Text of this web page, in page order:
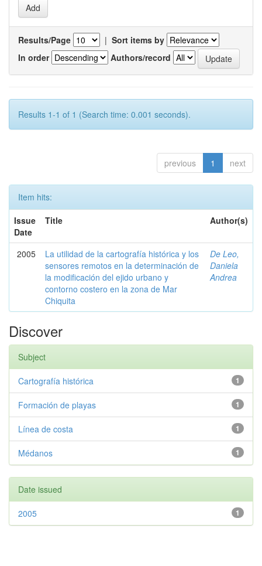
Results/Page | Sort items by
In order
Authors/record
Results 1-1 of 1 (Search time: 0.001 seconds).
previous 1 next
Item hits:
Issue
Date
Title Author(s)
2005
La utilidad de la cartografía histórica y los
sensores remotos en la determinación de
la modificación del ejido urbano y
contorno costero en la zona de Mar
Chiquita
De Leo,
Daniela
Andrea
Discover
Subject
1
Cartografía histórica
1
Formación de playas
1
Línea de costa
1
Médanos
Date issued
1
2005